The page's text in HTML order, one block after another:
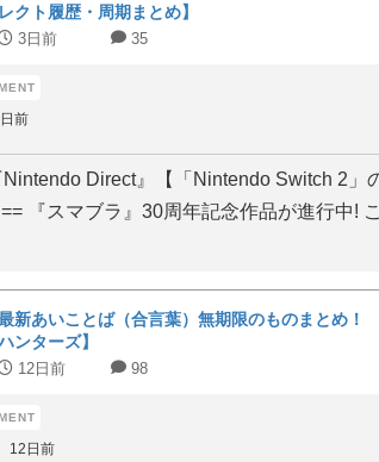
レクト履歴・周期まとめ】
3日前 35
前
Nintendo Direct』【「Nintendo Switch 2」
== 『スマブラ』30周年記念作品が進行中!
新あいことば（合言葉）無期限のものまとめ！
ンターズ】
12日前 98
12日前